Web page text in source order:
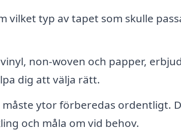
vilket typ av tapet som skulle
non-woven och papper,
dig att välja rätt.
ytor förberedas ordentligt.
och måla om vid behov.